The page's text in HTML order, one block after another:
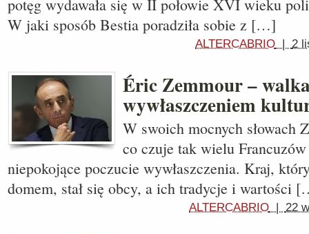
potęg wydawała się w II połowie XVI wieku
W jaki sposób Bestia poradziła sobie z […]
ALTERCABRIO | 2
Éric Zemmour –
wywłaszczeniem
W swoich mocnych słowach
co czuje tak wielu
niepokojące poczucie wywłaszczenia. Kraj,
domem, stał się obcy, a ich tradycje i wartości
ALTERCABRIO | 22